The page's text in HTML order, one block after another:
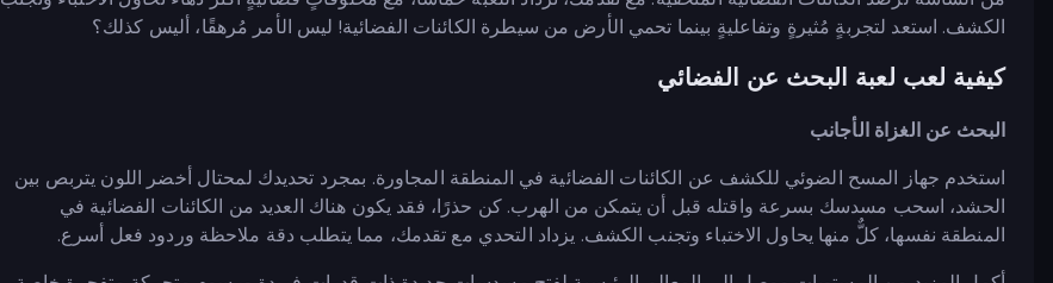
الكشف. استعد لتجربةٍ مُثيرةٍ وتفاعليةٍ بينما تحمي الأرض من سيطرة الكائنات الفضائية! ليس الأمر مُرهقًا، أليس كذلك؟
كيفية لعب لعبة البحث عن الفضائي
البحث عن الغزاة الأجانب
استخدم جهاز المسح الضوئي للكشف عن الكائنات الفضائية في المنطقة المجاورة. بمجرد تحديدك لمحتال أخضر اللون يتربص بين
الحشد، اسحب مسدسك بسرعة واقتله قبل أن يتمكن من الهرب. كن حذرًا، فقد يكون هناك العديد من الكائنات الفضائية في
المنطقة نفسها، كلٌّ منها يحاول الاختباء وتجنب الكشف. يزداد التحدي مع تقدمك، مما يتطلب دقة ملاحظة وردود فعل أسرع.